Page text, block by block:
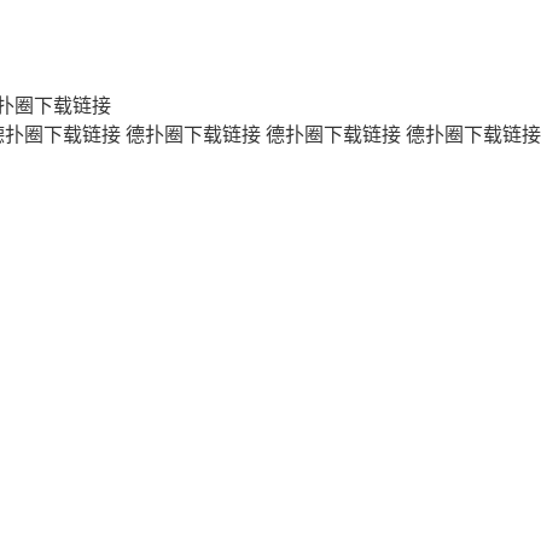
圈下载链接
扑圈下载链接 德扑圈下载链接 德扑圈下载链接 德扑圈下载链接